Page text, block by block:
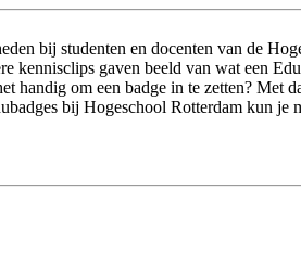
bij studenten en docenten van de
gaven beeld van wat een
handig om een badge in te zetten?
bij Hogeschool Rotterdam kun je